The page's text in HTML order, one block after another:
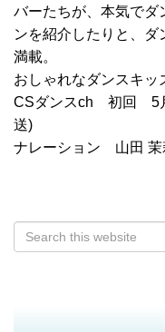
バーたちが、本気でダ
ンを紹介したりと、
満載。
おしゃれなダンスキッ
CSダンスch 初回 5
送)
ナレーション 山田 茉